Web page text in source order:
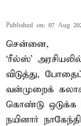
Published on: 07 Aug
சென்னை,
‘ரீல்ஸ்’
விடுத்து,
வன்முறைக்
கொண்டு
நயினார்